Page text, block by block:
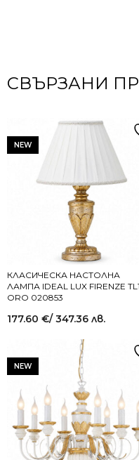
СВЪРЗАНИ
NEW
КЛАСИЧЕСКА НАСТОЛНА
ЛАМПА IDEAL LUX FIRENZE TL1
ORO 020853
177.60 €/ 347.36 лв.
NEW